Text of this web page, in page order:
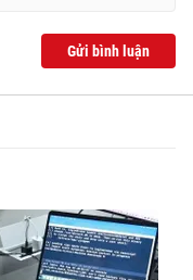
Gửi bình luận